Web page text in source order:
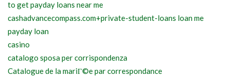
to get payday loans near me
cashadvancecompass.com+private-student-loans loan me
payday loan
casino
catalogo sposa per corrispondenza
Catalogue de la mariГ©e par correspondance